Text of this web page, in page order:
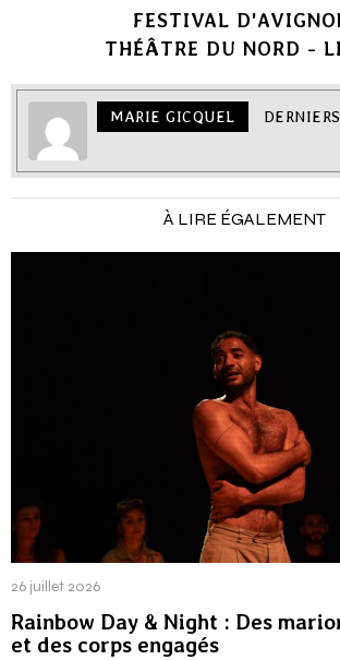
FESTIVAL
THÉÂTRE DU NORD -
MARIE GICQUEL
À LIRE ÉGALEMENT
26 juillet 2026
Rainbow Day & Night : Des
et des corps engagés